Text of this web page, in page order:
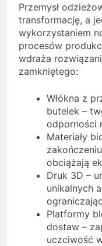
Przemysł
transformację, a
wykorzystaniem
procesów
wdraża
zamkniętego:
Włókna z
butelek –
odporności
Materiały
obciążają
Druk 3D –
unikalnych
Platformy
dostaw –
uczciwość